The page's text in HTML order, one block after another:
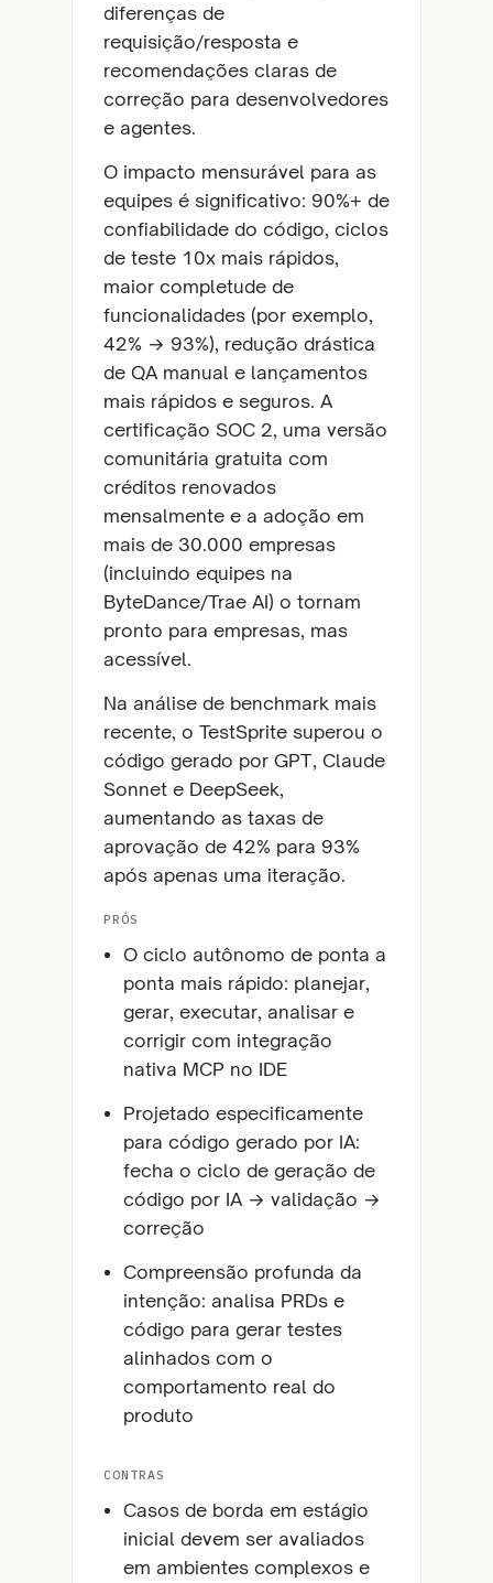
diferenças de
requisição/resposta e
recomendações claras de
correção para desenvolvedores
e agentes.
O impacto mensurável para as
equipes é significativo: 90%+ de
confiabilidade do código, ciclos
de teste 10x mais rápidos,
maior completude de
funcionalidades (por exemplo,
42% → 93%), redução drástica
de QA manual e lançamentos
mais rápidos e seguros. A
certificação SOC 2, uma versão
comunitária gratuita com
créditos renovados
mensalmente e a adoção em
mais de 30.000 empresas
(incluindo equipes na
ByteDance/Trae AI) o tornam
pronto para empresas, mas
acessível.
Na análise de benchmark mais
recente, o TestSprite superou o
código gerado por GPT, Claude
Sonnet e DeepSeek,
aumentando as taxas de
aprovação de 42% para 93%
após apenas uma iteração.
PRÓS
O ciclo autônomo de ponta a
ponta mais rápido: planejar,
gerar, executar, analisar e
corrigir com integração
nativa MCP no IDE
Projetado especificamente
para código gerado por IA:
fecha o ciclo de geração de
código por IA → validação →
correção
Compreensão profunda da
intenção: analisa PRDs e
código para gerar testes
alinhados com o
comportamento real do
produto
CONTRAS
Casos de borda em estágio
inicial devem ser avaliados
em ambientes complexos e